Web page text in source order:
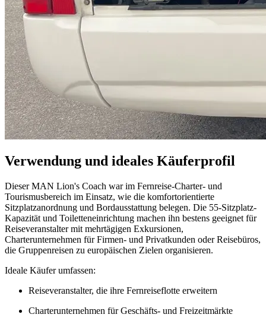
Verwendung und ideales Käuferprofil
Dieser MAN Lion's Coach war im Fernreise-Charter- und
Tourismusbereich im Einsatz, wie die komfortorientierte
Sitzplatzanordnung und Bordausstattung belegen. Die 55-Sitzplatz-
Kapazität und Toiletteneinrichtung machen ihn bestens geeignet für
Reiseveranstalter mit mehrtägigen Exkursionen,
Charterunternehmen für Firmen- und Privatkunden oder Reisebüros,
die Gruppenreisen zu europäischen Zielen organisieren.
Ideale Käufer umfassen:
Reiseveranstalter, die ihre Fernreiseflotte erweitern
Charterunternehmen für Geschäfts- und Freizeitmärkte